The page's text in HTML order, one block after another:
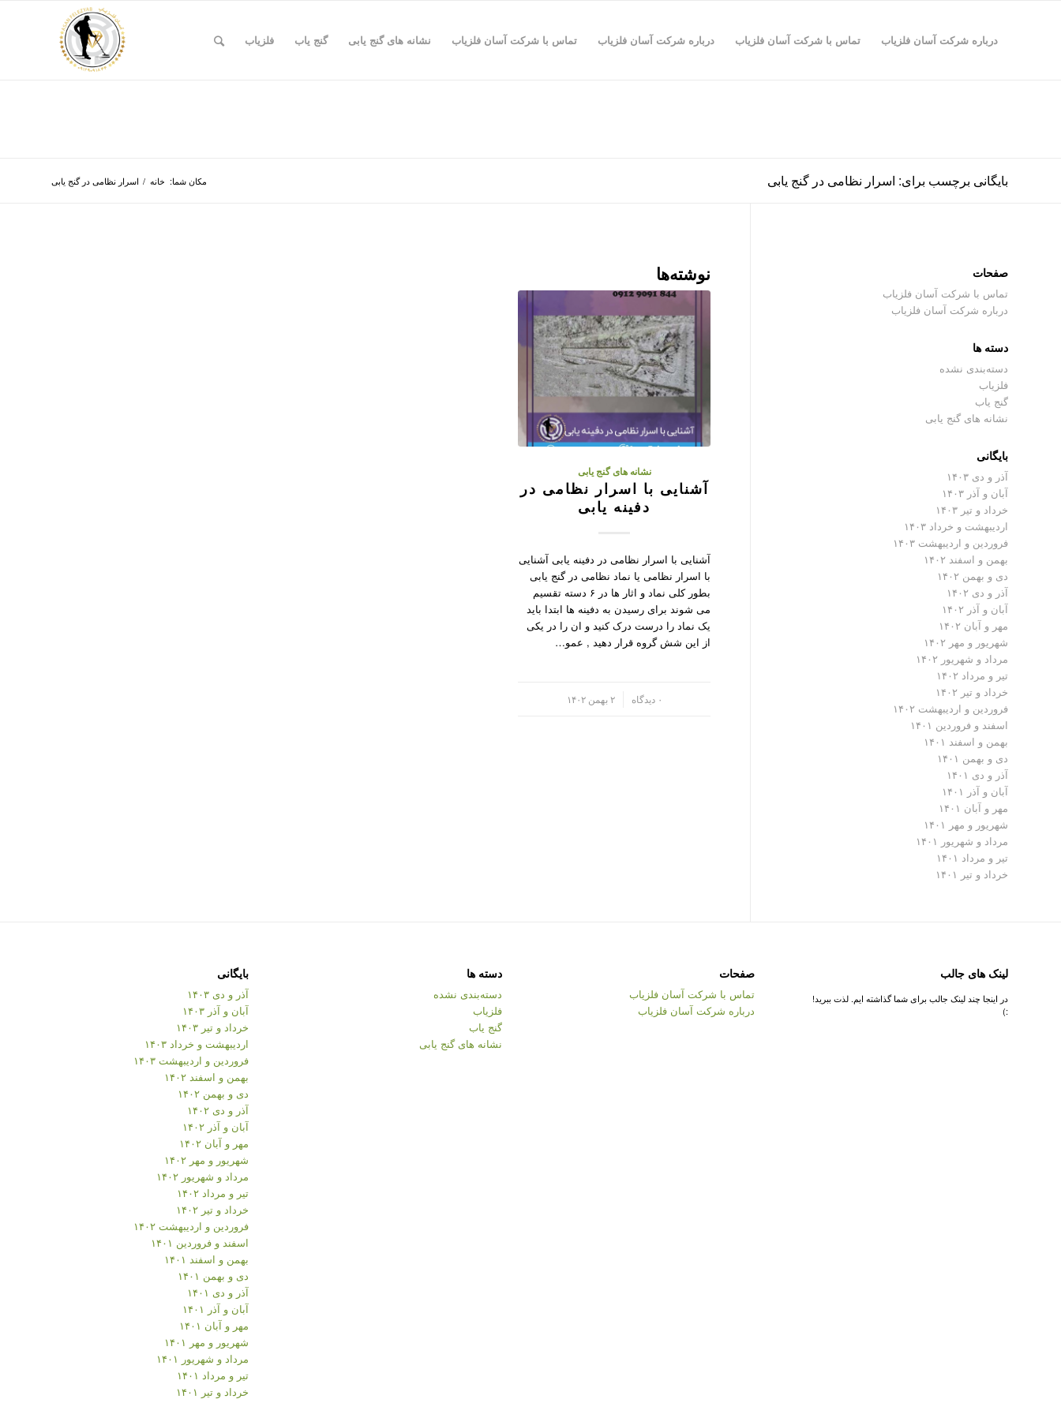
درباره شرکت آسان فلزیاب تماس با شرکت آسان فلزیاب درباره شرکت آسان فلزیاب تماس با شرکت آسان فلزیاب نشانه های گنج یابی گنج یاب فلزیاب
بایگانی برچسب برای: اسرار نظامی در گنج یابی مکان شما: خانه / اسرار نظامی در گنج یابی
نوشته‌ها
نشانه های گنج یابی
آشنایی با اسرار نظامی در
دفینه یابی
آشنایی با اسرار نظامی در دفینه یابی آشنایی
با اسرار نظامی یا نماد نظامی در گنج یابی
بطور کلی نماد و اثار ها در ۶ دسته تقسیم
می شوند برای رسیدن به دفینه ها ابتدا باید
یک نماد را درست درک کنید و ان را در یکی
از این شش گروه قرار دهید , عمو…
۰ دیدگاه ۲ بهمن ۱۴۰۲
صفحات
تماس با شرکت آسان فلزیاب
درباره شرکت آسان فلزیاب
دسته ها
دسته‌بندی نشده
فلزیاب
گنج یاب
نشانه های گنج یابی
بایگانی
آذر و دی ۱۴۰۳
آبان و آذر ۱۴۰۳
خرداد و تیر ۱۴۰۳
اردیبهشت و خرداد ۱۴۰۳
فروردین و اردیبهشت ۱۴۰۳
بهمن و اسفند ۱۴۰۲
دی و بهمن ۱۴۰۲
آذر و دی ۱۴۰۲
آبان و آذر ۱۴۰۲
مهر و آبان ۱۴۰۲
شهریور و مهر ۱۴۰۲
مرداد و شهریور ۱۴۰۲
تیر و مرداد ۱۴۰۲
خرداد و تیر ۱۴۰۲
فروردین و اردیبهشت ۱۴۰۲
اسفند و فروردین ۱۴۰۱
بهمن و اسفند ۱۴۰۱
دی و بهمن ۱۴۰۱
آذر و دی ۱۴۰۱
آبان و آذر ۱۴۰۱
مهر و آبان ۱۴۰۱
شهریور و مهر ۱۴۰۱
مرداد و شهریور ۱۴۰۱
تیر و مرداد ۱۴۰۱
خرداد و تیر ۱۴۰۱
لینک های جالب
در اینجا چند لینک جالب برای شما گذاشته ایم. لذت ببرید!
:)
صفحات
تماس با شرکت آسان فلزیاب
درباره شرکت آسان فلزیاب
دسته ها
دسته‌بندی نشده
فلزیاب
گنج یاب
نشانه های گنج یابی
بایگانی
آذر و دی ۱۴۰۳
آبان و آذر ۱۴۰۳
خرداد و تیر ۱۴۰۳
اردیبهشت و خرداد ۱۴۰۳
فروردین و اردیبهشت ۱۴۰۳
بهمن و اسفند ۱۴۰۲
دی و بهمن ۱۴۰۲
آذر و دی ۱۴۰۲
آبان و آذر ۱۴۰۲
مهر و آبان ۱۴۰۲
شهریور و مهر ۱۴۰۲
مرداد و شهریور ۱۴۰۲
تیر و مرداد ۱۴۰۲
خرداد و تیر ۱۴۰۲
فروردین و اردیبهشت ۱۴۰۲
اسفند و فروردین ۱۴۰۱
بهمن و اسفند ۱۴۰۱
دی و بهمن ۱۴۰۱
آذر و دی ۱۴۰۱
آبان و آذر ۱۴۰۱
مهر و آبان ۱۴۰۱
شهریور و مهر ۱۴۰۱
مرداد و شهریور ۱۴۰۱
تیر و مرداد ۱۴۰۱
خرداد و تیر ۱۴۰۱